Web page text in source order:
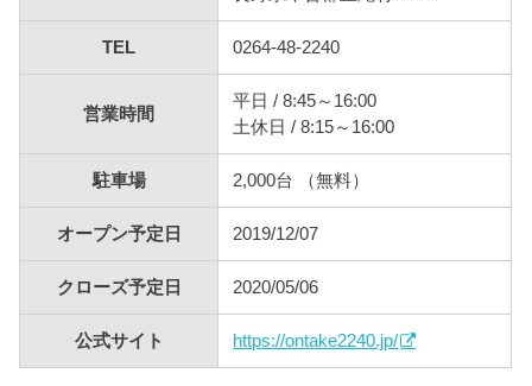
TEL 0264-48-2240
営業時間
平日 / 8:45～16:00
土休日 / 8:15～16:00
駐車場 2,000台 （無料）
オープン予定日 2019/12/07
クローズ予定日 2020/05/06
公式サイト https://ontake2240.jp/